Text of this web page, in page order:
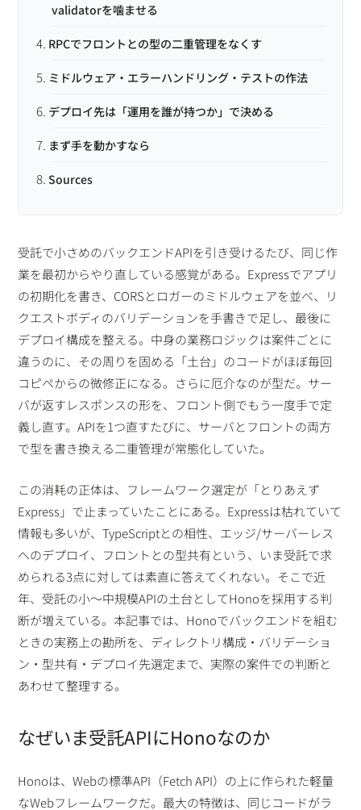
validatorを噛ませる
RPCでフロントとの型の二重管理をなくす
ミドルウェア・エラーハンドリング・テストの作法
デプロイ先は「運用を誰が持つか」で決める
まず手を動かすなら
Sources
受託で小さめのバックエンドAPIを引き受けるたび、同じ作
業を最初からやり直している感覚がある。Expressでアプリ
の初期化を書き、CORSとロガーのミドルウェアを並べ、リ
クエストボディのバリデーションを手書きで足し、最後に
デプロイ構成を整える。中身の業務ロジックは案件ごとに
違うのに、その周りを固める「土台」のコードがほぼ毎回
コピペからの微修正になる。さらに厄介なのが型だ。サー
バが返すレスポンスの形を、フロント側でもう一度手で定
義し直す。APIを1つ直すたびに、サーバとフロントの両方
で型を書き換える二重管理が常態化していた。
この消耗の正体は、フレームワーク選定が「とりあえず
Express」で止まっていたことにある。Expressは枯れていて
情報も多いが、TypeScriptとの相性、エッジ/サーバーレス
へのデプロイ、フロントとの型共有という、いま受託で求
められる3点に対しては素直に答えてくれない。そこで近
年、受託の小〜中規模APIの土台としてHonoを採用する判
断が増えている。本記事では、Honoでバックエンドを組む
ときの実務上の勘所を、ディレクトリ構成・バリデーショ
ン・型共有・デプロイ先選定まで、実際の案件での判断と
あわせて整理する。
なぜいま受託APIにHonoなのか
Honoは、Webの標準API（Fetch API）の上に作られた軽量
なWebフレームワークだ。最大の特徴は、同じコードがラ